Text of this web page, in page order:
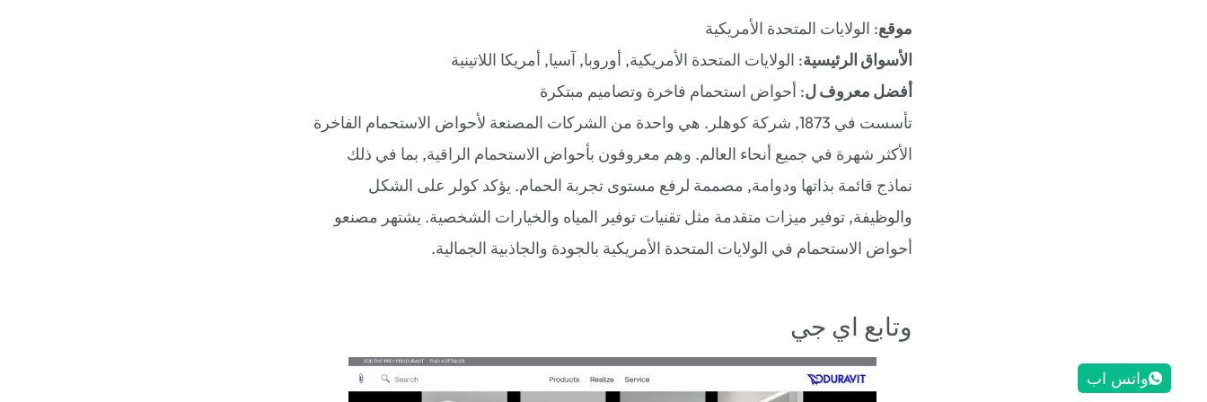
موقع: الولايات المتحدة الأمريكية
الأسواق الرئيسية: الولايات المتحدة الأمريكية, أوروبا, آسيا, أمريكا اللاتينية
أفضل معروف ل: أحواض استحمام فاخرة وتصاميم مبتكرة
تأسست في 1873, شركة كوهلر. هي واحدة من الشركات المصنعة لأحواض الاستحمام الفاخرة
الأكثر شهرة في جميع أنحاء العالم. وهم معروفون بأحواض الاستحمام الراقية, بما في ذلك
نماذج قائمة بذاتها ودوامة, مصممة لرفع مستوى تجربة الحمام. يؤكد كولر على الشكل
والوظيفة, توفير ميزات متقدمة مثل تقنيات توفير المياه والخيارات الشخصية. يشتهر مصنعو
أحواض الاستحمام في الولايات المتحدة الأمريكية بالجودة والجاذبية الجمالية.
وتابع اي جي
واتس اب